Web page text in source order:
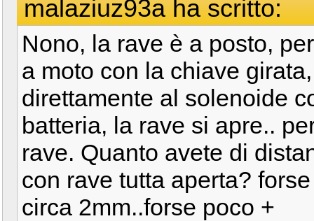
malaziuz93a ha scritto:
Nono, la rave è a posto,
a moto con la chiave
direttamente al solenoide
batteria, la rave si apre..
rave. Quanto avete di
con rave tutta aperta?
circa 2mm..forse poco +